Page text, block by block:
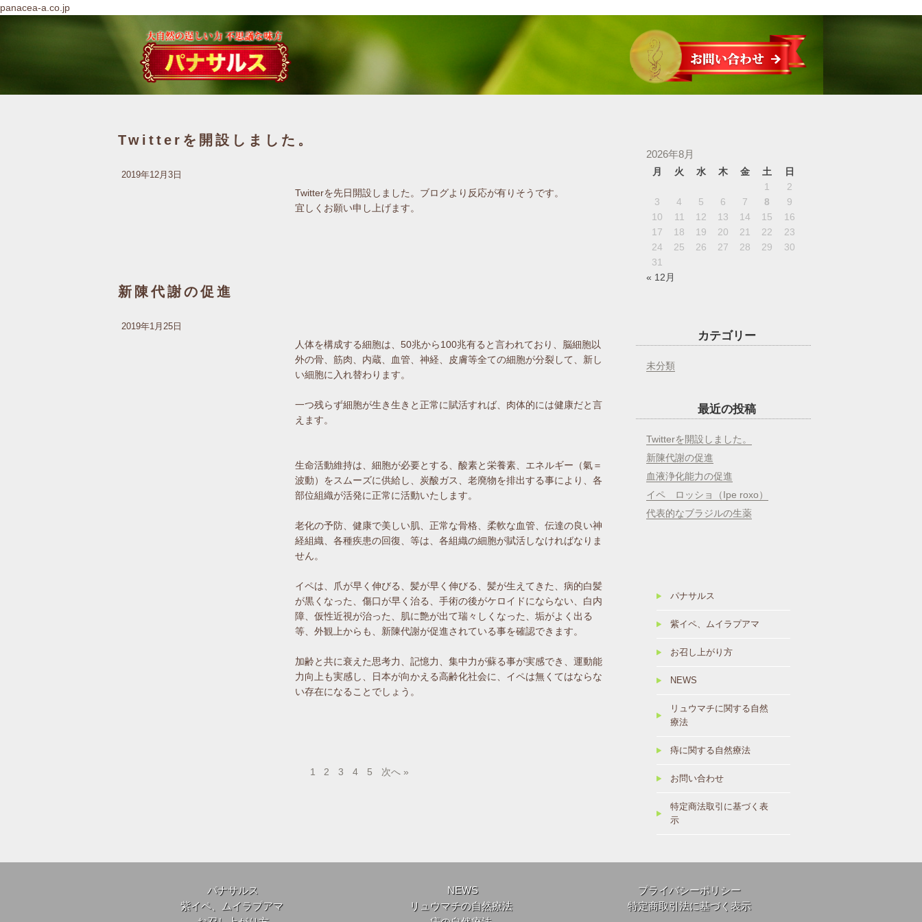
panacea-a.co.jp
Twitterを開設しました。
2019年12月3日
Twitterを先日開設しました。ブログより反応が有りそうです。
宜しくお願い申し上げます。
新陳代謝の促進
2019年1月25日
人体を構成する細胞は、50兆から100兆有ると言われており、脳細胞以
外の骨、筋肉、内蔵、血管、神経、皮膚等全ての細胞が分裂して、新し
い細胞に入れ替わります。
一つ残らず細胞が生き生きと正常に賦活すれば、肉体的には健康だと言
えます。
生命活動維持は、細胞が必要とする、酸素と栄養素、エネルギー（氣＝
波動）をスムーズに供給し、炭酸ガス、老廃物を排出する事により、各
部位組織が活発に正常に活動いたします。
老化の予防、健康で美しい肌、正常な骨格、柔軟な血管、伝達の良い神
経組織、各種疾患の回復、等は、各組織の細胞が賦活しなければなりま
せん。
イペは、爪が早く伸びる、髪が早く伸びる、髪が生えてきた、病的白髪
が黒くなった、傷口が早く治る、手術の後がケロイドにならない、白内
障、仮性近視が治った、肌に艶が出て瑞々しくなった、垢がよく出る
等、外観上からも、新陳代謝が促進されている事を確認できます。
加齢と共に衰えた思考力、記憶力、集中力が蘇る事が実感でき、運動能
力向上も実感し、日本が向かえる高齢化社会に、イペは無くてはならな
い存在になることでしょう。
1 2 3 4 5 次へ »
2026年8月
月 火 水 木 金 土
日
1
2
3
4 5 6 7 8
9
10
11 12 13 14 15
16
17
18 19 20 21 22
23
24
25 26 27 28 29
30
31
« 12月
カテゴリー
未分類
最近の投稿
Twitterを開設しました。
新陳代謝の促進
血液浄化能力の促進
イペ ロッショ（Ipe roxo）
代表的なブラジルの生薬
パナサルス
紫イペ、ムイラプアマ
お召し上がり方
NEWS
リュウマチに関する自然
療法
痔に関する自然療法
お問い合わせ
特定商法取引に基づく表
示
パナサルス
紫イペ、ムイラプアマ
NEWS
リュウマチの自然療法
プライバシーポリシー
特定商取引法に基づく表示